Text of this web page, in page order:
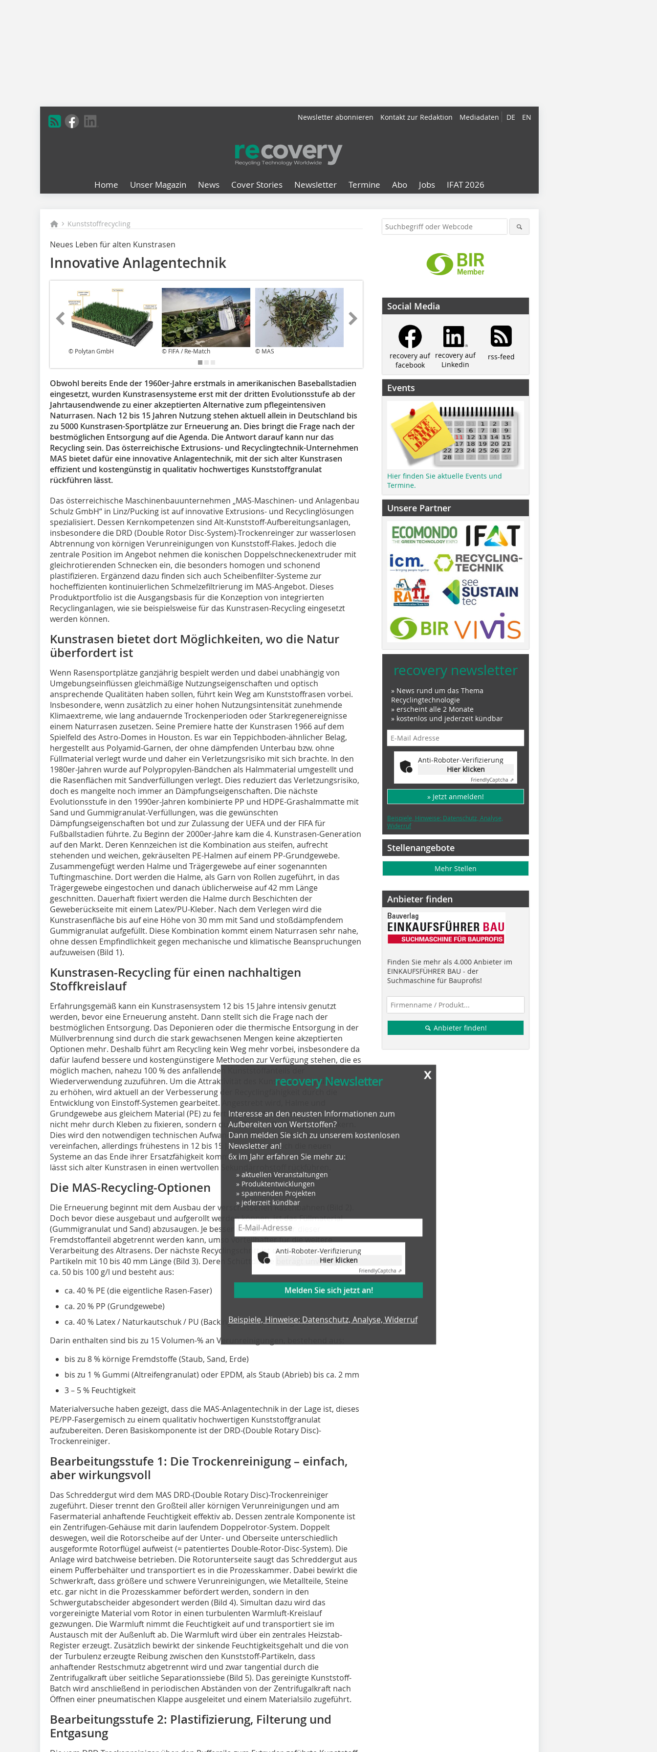
DE EN
Newsletter abonnieren Kontakt zur Redaktion Mediadaten
Home Unser Magazin News Cover Stories Newsletter Termine Abo Jobs IFAT 2026
Kunststoffrecycling
Neues Leben für alten Kunstrasen
Innovative Anlagentechnik
© Polytan GmbH © FIFA / Re-Match © MAS
Obwohl bereits Ende der 1960er-Jahre erstmals in amerikanischen Baseballstadien
eingesetzt, wurden Kunstrasensysteme erst mit der dritten Evolutionsstufe ab der
Jahrtausendwende zu einer akzeptierten Alternative zum pflegeintensiven
Naturrasen. Nach 12 bis 15 Jahren Nutzung stehen aktuell allein in Deutschland bis
zu 5000 Kunstrasen-Sportplätze zur Erneuerung an. Dies bringt die Frage nach der
bestmöglichen Entsorgung auf die Agenda. Die Antwort darauf kann nur das
Recycling sein. Das österreichische Extrusions- und Recyclingtechnik-Unternehmen
MAS bietet dafür eine innovative Anlagentechnik, mit der sich alter Kunstrasen
effizient und kostengünstig in qualitativ hochwertiges Kunststoffgranulat
rückführen lässt.
Das österreichische Maschinenbauunternehmen „MAS-Maschinen- und Anlagenbau
Schulz GmbH“ in Linz/Pucking ist auf innovative Extrusions- und Recyclinglösungen
spezialisiert. Dessen Kernkompetenzen sind Alt-Kunststoff-Aufbereitungsanlagen,
insbesondere die DRD (Double Rotor Disc-System)-Trockenreinger zur wasserlosen
Abtrennung von körnigen Verunreinigungen von Kunststoff-Flakes. Jedoch die
zentrale Position im Angebot nehmen die konischen Doppelschneckenextruder mit
gleichrotierenden Schnecken ein, die besonders homogen und schonend
plastifizieren. Ergänzend dazu finden sich auch Scheibenfilter-Systeme zur
hocheffizienten kontinuierlichen Schmelzefiltrierung im MAS-Angebot. Dieses
Produktportfolio ist die Ausgangsbasis für die Konzeption von integrierten
Recyclinganlagen, wie sie beispielsweise für das Kunstrasen-Recycling eingesetzt
werden können.
Kunstrasen bietet dort Möglichkeiten, wo die Natur
überfordert ist
Wenn Rasensportplätze ganzjährig bespielt werden und dabei unabhängig von
Umgebungseinflüssen gleichmäßige Nutzungseigenschaften und optisch
ansprechende Qualitäten haben sollen, führt kein Weg am Kunststoffrasen vorbei.
Insbesondere, wenn zusätzlich zu einer hohen Nutzungsintensität zunehmende
Klimaextreme, wie lang andauernde Trockenperioden oder Starkregenereignisse
einem Naturrasen zusetzen. Seine Premiere hatte der Kunstrasen 1966 auf dem
Spielfeld des Astro-Domes in Houston. Es war ein Teppichboden-ähnlicher Belag,
hergestellt aus Polyamid-Garnen, der ohne dämpfenden Unterbau bzw. ohne
Füllmaterial verlegt wurde und daher ein Verletzungsrisiko mit sich brachte. In den
1980er-Jahren wurde auf Polypropylen-Bändchen als Halmmaterial umgestellt und
die Rasenflächen mit Sandverfüllungen verlegt. Dies reduziert das Verletzungsrisiko,
doch es mangelte noch immer an Dämpfungseigenschaften. Die nächste
Evolutionsstufe in den 1990er-Jahren kombinierte PP und HDPE-Grashalmmatte mit
Sand und Gummigranulat-Verfüllungen, was die gewünschten
Dämpfungseigenschaften bot und zur Zulassung der UEFA und der FIFA für
Fußballstadien führte. Zu Beginn der 2000er-Jahre kam die 4. Kunstrasen-Generation
auf den Markt. Deren Kennzeichen ist die Kombination aus steifen, aufrecht
stehenden und weichen, gekräuselten PE-Halmen auf einem PP-Grundgewebe.
Zusammengefügt werden Halme und Trägergewebe auf einer sogenannten
Tuftingmaschine. Dort werden die Halme, als Garn von Rollen zugeführt, in das
Trägergewebe eingestochen und danach üblicherweise auf 42 mm Länge
geschnitten. Dauerhaft fixiert werden die Halme durch Beschichten der
Geweberückseite mit einem Latex/PU-Kleber. Nach dem Verlegen wird die
Kunstrasenfläche bis auf eine Höhe von 30 mm mit Sand und stoßdämpfendem
Gummigranulat aufgefüllt. Diese Kombination kommt einem Naturrasen sehr nahe,
ohne dessen Empfindlichkeit gegen mechanische und klimatische Beanspruchungen
aufzuweisen (Bild 1).
Kunstrasen-Recycling für einen nachhaltigen
Stoffkreislauf
Erfahrungsgemäß kann ein Kunstrasensystem 12 bis 15 Jahre intensiv genutzt
werden, bevor eine Erneuerung ansteht. Dann stellt sich die Frage nach der
bestmöglichen Entsorgung. Das Deponieren oder die thermische Entsorgung in der
Müllverbrennung sind durch die stark gewachsenen Mengen keine akzeptierten
Optionen mehr. Deshalb führt am Recycling kein Weg mehr vorbei, insbesondere da
dafür laufend bessere und kostengünstigere Methoden zur Verfügung stehen, die es
möglich machen, nahezu 100 % des anfallenden Kunststoffanteils der
Wiederverwendung zuzuführen. Um die Attraktivität des Kunstrasenrecyclings weiter
zu erhöhen, wird aktuell an der Verbesserung der Recyclingfähigkeit durch die
Entwicklung von Einstoff-Systemen gearbeitet. Angestrebt wird, Halme und
Grundgewebe aus gleichem Material (PE) zu fertigen und die Halme an der Basis
nicht mehr durch Kleben zu fixieren, sondern durch Thermofixierung zu verankern.
Dies wird den notwendigen technischen Aufwand zum Recycling deutlich
vereinfachen, allerdings frühestens in 12 bis 15 Jahren, wenn auch die neuen
Systeme an das Ende ihrer Ersatzfähigkeit kommen werden. Doch auch bis dahin
lässt sich alter Kunstrasen in einen wertvollen Sekundärrohstoff rückführen.
Die MAS-Recycling-Optionen
Die Erneuerung beginnt mit dem Ausbau der verschlissenen Rasenbahnen (Bild 2).
Doch bevor diese ausgebaut und aufgerollt werden können, ist das Füllmaterial
(Gummigranulat und Sand) abzusaugen. Je besser und gründlicher dieser
Fremdstoffanteil abgetrennt werden kann, umso vorteilhafter für die weitere
Verarbeitung des Altrasens. Der nächste Recyclingschritt ist das Schreddern bis zu
Partikeln mit 10 bis 40 mm Länge (Bild 3). Deren Schüttdichte beträgt unverdichtet
ca. 50 bis 100 g/l und besteht aus:
ca. 40 % PE (die eigentliche Rasen-Faser)
ca. 20 % PP (Grundgewebe)
ca. 40 % Latex / Naturkautschuk / PU (Backing auf dem Grundgewebe)
Darin enthalten sind bis zu 15 Volumen-% an Verunreinigungen, bestehend aus:
bis zu 8 % körnige Fremdstoffe (Staub, Sand, Erde)
bis zu 1 % Gummi (Altreifengranulat) oder EPDM, als Staub (Abrieb) bis ca. 2 mm
3 – 5 % Feuchtigkeit
Materialversuche haben gezeigt, dass die MAS-Anlagentechnik in der Lage ist, dieses
PE/PP-Fasergemisch zu einem qualitativ hochwertigen Kunststoffgranulat
aufzubereiten. Deren Basiskomponente ist der DRD-(Double Rotary Disc)-
Trockenreiniger.
Bearbeitungsstufe 1: Die Trockenreinigung – einfach,
aber wirkungsvoll
Das Schreddergut wird dem MAS DRD-(Double Rotary Disc)-Trockenreiniger
zugeführt. Dieser trennt den Großteil aller körnigen Verunreinigungen und am
Fasermaterial anhaftende Feuchtigkeit effektiv ab. Dessen zentrale Komponente ist
ein Zentrifugen-Gehäuse mit darin laufendem Doppelrotor-System. Doppelt
deswegen, weil die Rotorscheibe auf der Unter- und Oberseite unterschiedlich
ausgeformte Rotorflügel aufweist (= patentiertes Double-Rotor-Disc-System). Die
Anlage wird batchweise betrieben. Die Rotorunterseite saugt das Schreddergut aus
einem Pufferbehälter und transportiert es in die Prozesskammer. Dabei bewirkt die
Schwerkraft, dass größere und schwere Verunreinigungen, wie Metallteile, Steine
etc. gar nicht in die Prozesskammer befördert werden, sondern in den
Schwergutabscheider abgesondert werden (Bild 4). Simultan dazu wird das
vorgereinigte Material vom Rotor in einen turbulenten Warmluft-Kreislauf
gezwungen. Die Warmluft nimmt die Feuchtigkeit auf und transportiert sie im
Austausch mit der Außenluft ab. Die Warmluft wird über ein zentrales Heizstab-
Register erzeugt. Zusätzlich bewirkt der sinkende Feuchtigkeitsgehalt und die von
der Turbulenz erzeugte Reibung zwischen den Kunststoff-Partikeln, dass
anhaftender Restschmutz abgetrennt wird und zwar tangential durch die
Zentrifugalkraft über seitliche Separationssiebe (Bild 5). Das gereinigte Kunststoff-
Batch wird anschließend in periodischen Abständen von der Zentrifugalkraft nach
Öffnen einer pneumatischen Klappe ausgeleitet und einem Materialsilo zugeführt.
Bearbeitungsstufe 2: Plastifizierung, Filterung und
Entgasung
x
recovery Newsletter
Interesse an den neusten Informationen zum
Aufbereiten von Wertstoffen?
Dann melden Sie sich zu unserem kostenlosen
Newsletter an!
6x im Jahr erfahren Sie mehr zu:
» aktuellen Veranstaltungen
» spannenden Projekten
Anti-Roboter-Verifizierung
Melden Sie sich jetzt an!
Beispiele, Hinweise: Datenschutz, Analyse, Widerruf
Social Media
recovery auf
facebook
recovery auf
Linkedin
rss-feed
Events
Hier finden Sie aktuelle Events und
Termine.
Unsere Partner
recovery newsletter
» News rund um das Thema
Recyclingtechnologie
» erscheint alle 2 Monate
» kostenlos und jederzeit kündbar
Anti-Roboter-Verifizierung
Hier klicken
FriendlyCaptcha ⇗
» Jetzt anmelden!
Beispiele, Hinweise: Datenschutz, Analyse,
Widerruf
Stellenangebote
Mehr Stellen
Anbieter finden
Finden Sie mehr als 4.000 Anbieter im
EINKAUFSFÜHRER BAU - der
Suchmaschine für Bauprofis!
Anbieter finden!